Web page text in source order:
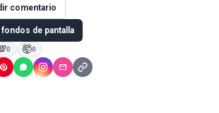
comentario
de pantalla
0 🤯0